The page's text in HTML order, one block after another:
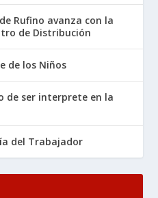
Rufino avanza con la
de Distribución
de los Niños
de ser interprete en la
del Trabajador